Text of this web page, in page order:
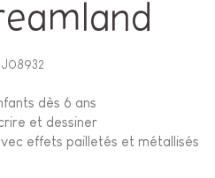
J08932
dès 6 ans
et dessiner
effets pailletés et métallisés